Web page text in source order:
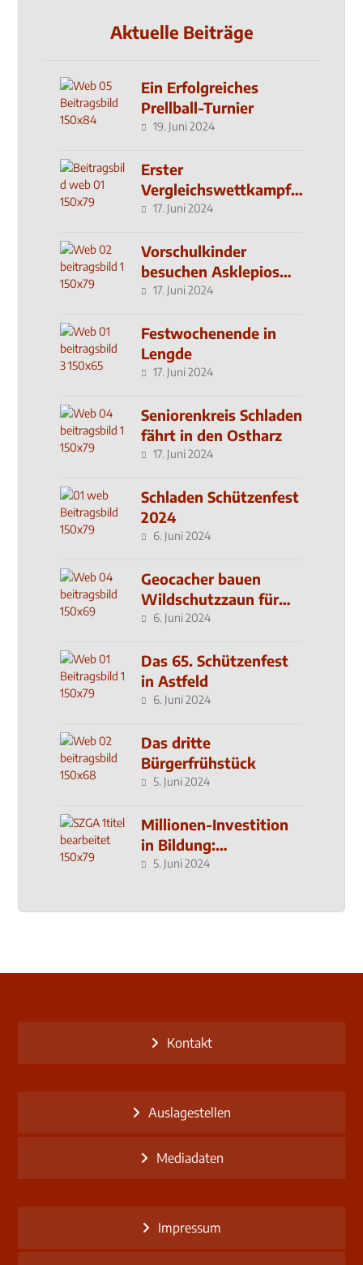
Aktuelle Beiträge
Ein Erfolgreiches
Prellball-Turnier
19. Juni 2024
Erster
Vergleichswettkampf
seit 2019
17. Juni 2024
Vorschulkinder
besuchen Asklepios
Klinik
17. Juni 2024
Festwochenende in
Lengde
17. Juni 2024
Seniorenkreis Schladen
fährt in den Ostharz
17. Juni 2024
Schladen Schützenfest
2024
6. Juni 2024
Geocacher bauen
Wildschutzzaun für
den MachMit! Wald
6. Juni 2024
Das 65. Schützenfest
in Astfeld
6. Juni 2024
Das dritte
Bürgerfrühstück
5. Juni 2024
Millionen-Investition
in Bildung:
Schulzentrum-Neubau
5. Juni 2024
Kontakt
Auslagestellen
Mediadaten
Impressum